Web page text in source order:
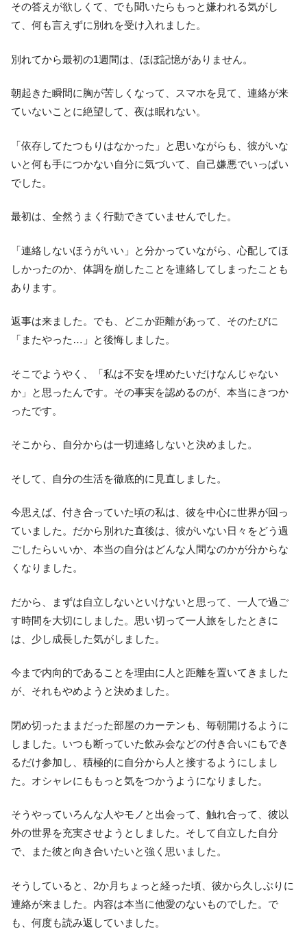
その答えが欲しくて、でも聞いたらもっと嫌われる気がし
て、何も言えずに別れを受け入れました。
別れてから最初の1週間は、ほぼ記憶がありません。
朝起きた瞬間に胸が苦しくなって、スマホを見て、連絡が来
ていないことに絶望して、夜は眠れない。
「依存してたつもりはなかった」と思いながらも、彼がいな
いと何も手につかない自分に気づいて、自己嫌悪でいっぱい
でした。
最初は、全然うまく行動できていませんでした。
「連絡しないほうがいい」と分かっていながら、心配してほ
しかったのか、体調を崩したことを連絡してしまったことも
あります。
返事は来ました。でも、どこか距離があって、そのたびに
「またやった…」と後悔しました。
そこでようやく、「私は不安を埋めたいだけなんじゃない
か」と思ったんです。その事実を認めるのが、本当にきつか
ったです。
そこから、自分からは一切連絡しないと決めました。
そして、自分の生活を徹底的に見直しました。
今思えば、付き合っていた頃の私は、彼を中心に世界が回っ
ていました。だから別れた直後は、彼がいない日々をどう過
ごしたらいいか、本当の自分はどんな人間なのかが分からな
くなりました。
だから、まずは自立しないといけないと思って、一人で過ご
す時間を大切にしました。思い切って一人旅をしたときに
は、少し成長した気がしました。
今まで内向的であることを理由に人と距離を置いてきました
が、それもやめようと決めました。
閉め切ったままだった部屋のカーテンも、毎朝開けるように
しました。いつも断っていた飲み会などの付き合いにもでき
るだけ参加し、積極的に自分から人と接するようにしまし
た。オシャレにももっと気をつかうようになりました。
そうやっていろんな人やモノと出会って、触れ合って、彼以
外の世界を充実させようとしました。そして自立した自分
で、また彼と向き合いたいと強く思いました。
そうしていると、2か月ちょっと経った頃、彼から久しぶりに
連絡が来ました。内容は本当に他愛のないものでした。で
も、何度も読み返していました。